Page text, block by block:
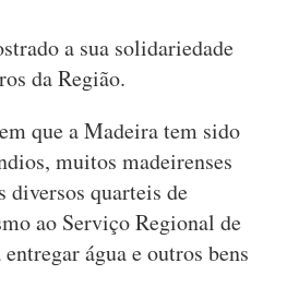
a sua solidariedade
da Região.
que a Madeira tem sido
muitos madeirenses
diversos quarteis de
ao Serviço Regional de
água e outros bens